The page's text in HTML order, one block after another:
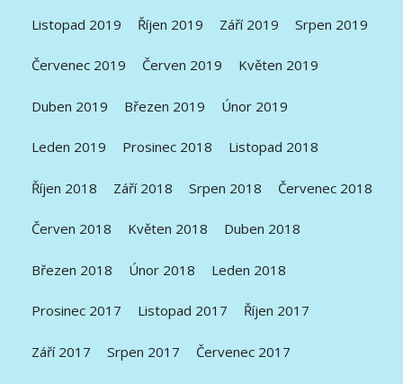
Listopad 2019 Říjen 2019 Září 2019 Srpen 2019
Červenec 2019 Červen 2019 Květen 2019
Duben 2019 Březen 2019 Únor 2019
Leden 2019 Prosinec 2018 Listopad 2018
Říjen 2018 Září 2018 Srpen 2018 Červenec 2018
Červen 2018 Květen 2018 Duben 2018
Březen 2018 Únor 2018 Leden 2018
Prosinec 2017 Listopad 2017 Říjen 2017
Září 2017 Srpen 2017 Červenec 2017